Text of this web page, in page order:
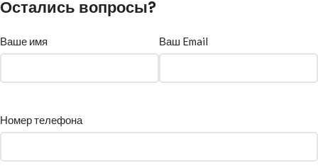
Остались вопросы?
Ваше имя Ваш Email
Номер телефона